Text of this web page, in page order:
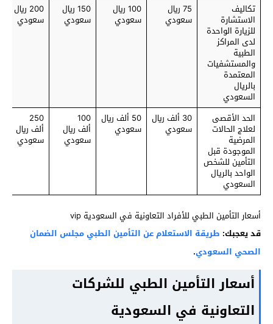
تكاليف
الاستشارة
للزيارة الواحدة
لدى المراكز
الطبية
والمستشفيات
المعتمدة
بالريال
السعودي
75 ريال
سعودي
100 ريال
سعودي
150 ريال
سعودي
200 ريال
سعودي
الحد الأقصى
لعلاج الحالات
المرضية
الموجودة قبل
التأمين للشخص
الواحد بالريال
السعودي
30 ألف ريال
سعودي
50 ألف ريال
سعودي
100
ألف ريال
سعودي
250
ألف ريال
سعودي
أسعار التأمين الطبي للأفراد التعاونية في السعودية vip
قد يعجبك: طريقة الاستعلام عن التأمين الطبي مجلس الضمان
الصحي السعودي.
أسعار التأمين الطبي للشركات
التعاونية في السعودية